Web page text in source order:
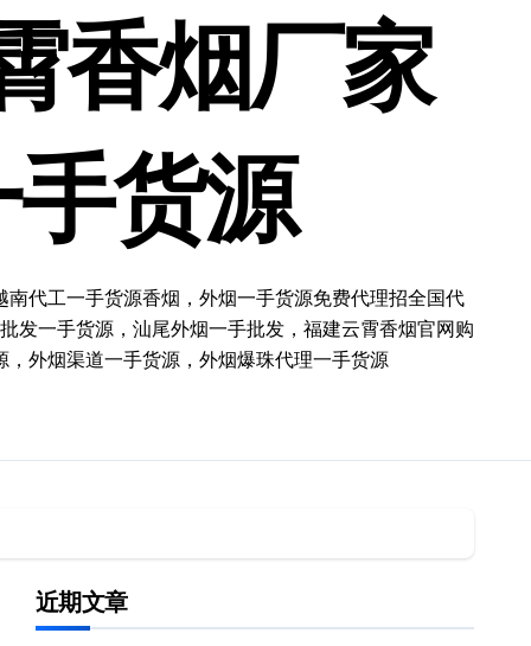
香烟厂家
货源
代工一手货源香烟，外烟一手货源免费代理招全国代
发一手货源，汕尾外烟一手批发，福建云霄香烟官网购
外烟渠道一手货源，外烟爆珠代理一手货源
近期文章